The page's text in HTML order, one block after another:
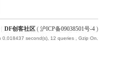
DF创客社区 ( 沪ICP备09038501号-4 )
0.018437 second(s), 12 queries , Gzip On.